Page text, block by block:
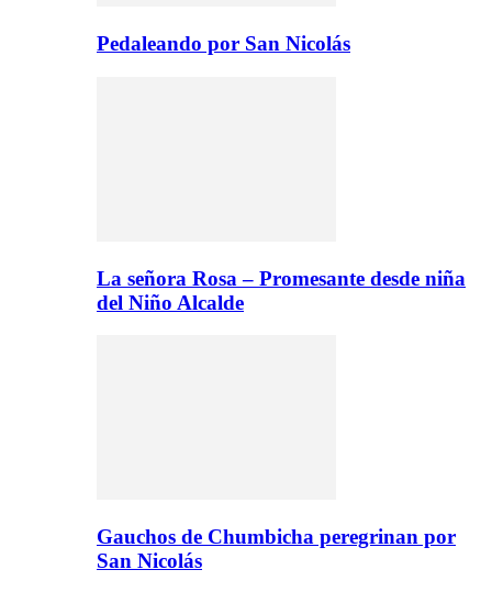
Pedaleando por San Nicolás
La señora Rosa – Promesante desde niña
del Niño Alcalde
Gauchos de Chumbicha peregrinan por
San Nicolás